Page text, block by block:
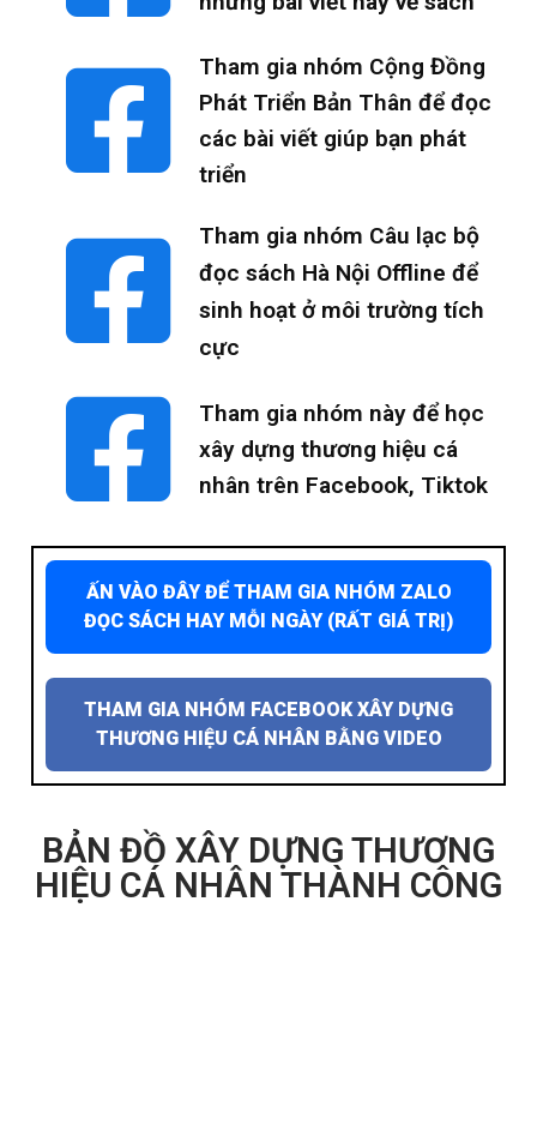
Tham gia nhóm Cộng Đồng
Phát Triển Bản Thân để đọc
các bài viết giúp bạn phát
triển
Tham gia nhóm Câu lạc bộ
đọc sách Hà Nội Offline để
sinh hoạt ở môi trường tích
cực
Tham gia nhóm này để học
xây dựng thương hiệu cá
nhân trên Facebook, Tiktok
ẤN VÀO ĐÂY ĐỂ THAM GIA NHÓM ZALO
ĐỌC SÁCH HAY MỖI NGÀY (RẤT GIÁ TRỊ)
THAM GIA NHÓM FACEBOOK XÂY DỰNG
THƯƠNG HIỆU CÁ NHÂN BẰNG VIDEO
BẢN ĐỒ XÂY DỰNG THƯƠNG
HIỆU CÁ NHÂN THÀNH CÔNG